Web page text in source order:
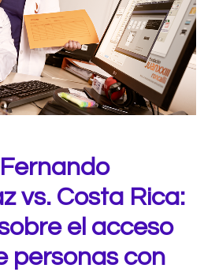
vs. Costa Rica:
el acceso
personas con